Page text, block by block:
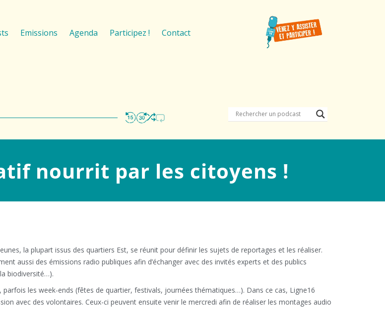
Emissions Agenda Participez ! Contact
nourrit par les citoyens !
la plupart issus des quartiers Est, se réunit pour définir les sujets de reportages et les réaliser.
aussi des émissions radio publiques afin d’échanger avec des invités experts et des publics
biodiversité…).
parfois les week-ends (fêtes de quartier, festivals, journées thématiques…). Dans ce cas, Ligne16
avec des volontaires. Ceux-ci peuvent ensuite venir le mercredi afin de réaliser les montages audio